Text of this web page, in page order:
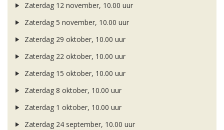
Zaterdag 12 november, 10.00 uur
Zaterdag 5 november, 10.00 uur
Zaterdag 29 oktober, 10.00 uur
Zaterdag 22 oktober, 10.00 uur
Zaterdag 15 oktober, 10.00 uur
Zaterdag 8 oktober, 10.00 uur
Zaterdag 1 oktober, 10.00 uur
Zaterdag 24 september, 10.00 uur